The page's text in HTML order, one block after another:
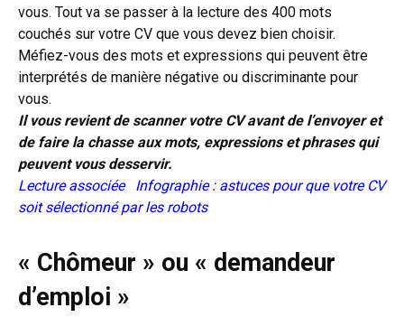
vous. Tout va se passer à la lecture des 400 mots
couchés sur votre CV que vous devez bien choisir.
Méfiez-vous des mots et expressions qui peuvent être
interprétés de manière négative ou discriminante pour
vous.
Il vous revient de scanner votre CV avant de l’envoyer et
de faire la chasse aux mots, expressions et phrases qui
peuvent vous desservir.
Lecture associée Infographie : astuces pour que votre CV
soit sélectionné par les robots
« Chômeur » ou « demandeur
d’emploi »